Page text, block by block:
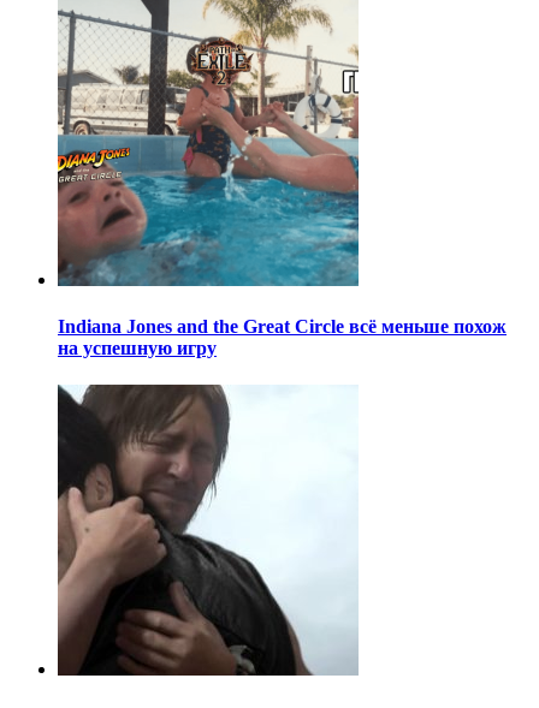
Indiana Jones and the Great Circle всё меньше похож
на успешную игру